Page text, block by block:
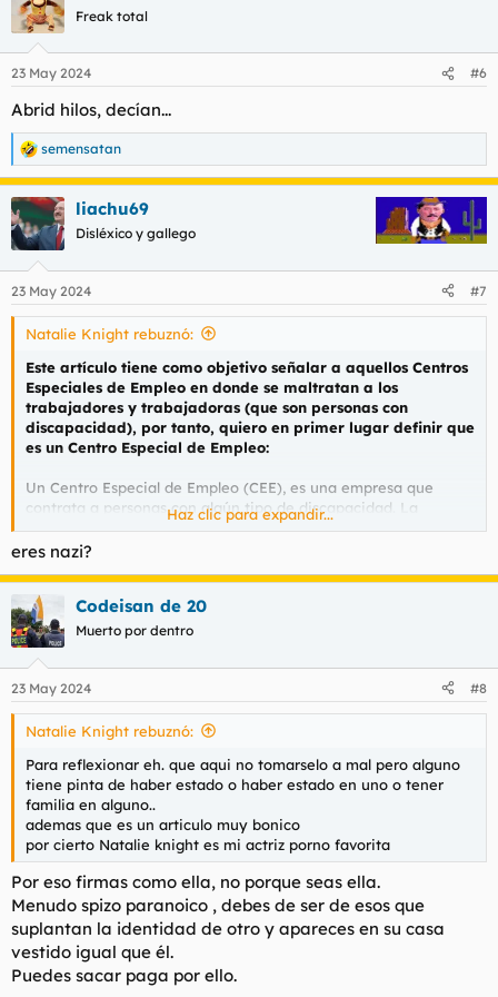
c
i
e
:
Freak total
23 May 2024 #6
Abrid hilos, decían...
R
e
c
c
e
s
semensatan
liachu69
Disléxico y gallego
23 May 2024 #7
Natalie Knight rebuznó:
Este artículo tiene como objetivo señalar a aquellos Centros
Especiales de Empleo en donde se maltratan a los
trabajadores y trabajadoras (que son personas con
discapacidad), por tanto, quiero en primer lugar definir que
es un Centro Especial de Empleo:
Un Centro Especial de Empleo (CEE), es una empresa que
contrata a personas con algún tipo de discapacidad. La
discapacidad puede ser de cualquier tipo (sensorial, física
psíquica e intelectual), dependiendo del tipo de trabajo y de
Los Centros Especiales de Empleo son una fuente fundamental
de contratación y desarrollo profesional para las personas con
discapacidad. Su objetivo es proporcionar a los trabajadores
con discapacidad la realización de un trabajo productivo y
remunerado, adecuado a sus características personales y que
facilite la integración laboral de esto en el mercado ordinario
de trabajo.
Estando definido lo que es un Centro Especial de Empleo (en
adelante CEE) y conociendo cuales son sus objetivos, ahora
pasamos a denunciar lo que pasa en algunos CEE que espero
se den por aludidos en esta nota de prensa, pues como al
principio se manifiesta se maltratan a los trabajadores y
trabajadoras con tratos vejatorios (expresiones impropias de
los encargados que tienen la tarea de supervisar el trabajo de
personas que intentan integrarse laboralmente), Acoso
Laboral, altas tasas de precariedad laboral, hasta el punto que
algunos trabajadores en vez de sentirse como tales, se sienten
más como esclavos por el trato que se les dispensa.
Haz clic para expandir...
eres nazi?
Codeisan de 20
Muerto por dentro
23 May 2024 #8
Natalie Knight rebuznó:
Para reflexionar eh. que aqui no tomarselo a mal pero alguno
tiene pinta de haber estado o haber estado en uno o tener
familia en alguno..
ademas que es un articulo muy bonico
por cierto Natalie knight es mi actriz porno favorita
Por eso firmas como ella, no porque seas ella.
Menudo spizo paranoico , debes de ser de esos que
suplantan la identidad de otro y apareces en su casa
vestido igual que él.
Puedes sacar paga por ello.